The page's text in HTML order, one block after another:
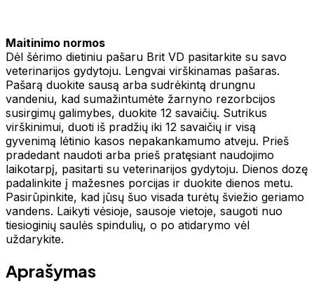
Maitinimo normos
Dėl šėrimo dietiniu pašaru Brit VD pasitarkite su savo
veterinarijos gydytoju. Lengvai virškinamas pašaras.
Pašarą duokite sausą arba sudrėkintą drungnu
vandeniu, kad sumažintumėte žarnyno rezorbcijos
susirgimų galimybes, duokite 12 savaičių. Sutrikus
virškinimui, duoti iš pradžių iki 12 savaičių ir visą
gyvenimą lėtinio kasos nepakankamumo atveju. Prieš
pradedant naudoti arba prieš pratęsiant naudojimo
laikotarpį, pasitarti su veterinarijos gydytoju. Dienos dozę
padalinkite į mažesnes porcijas ir duokite dienos metu.
Pasirūpinkite, kad jūsų šuo visada turėtų šviežio geriamo
vandens. Laikyti vėsioje, sausoje vietoje, saugoti nuo
tiesioginių saulės spindulių, o po atidarymo vėl
uždarykite.
Aprašymas